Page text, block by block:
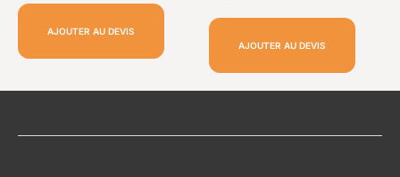
AJOUTER AU DEVIS
AJOUTER AU DEVIS